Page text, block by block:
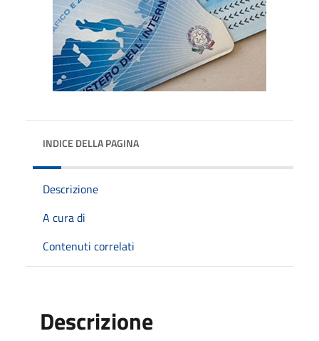
INDICE DELLA PAGINA
Descrizione
A cura di
Contenuti correlati
Descrizione